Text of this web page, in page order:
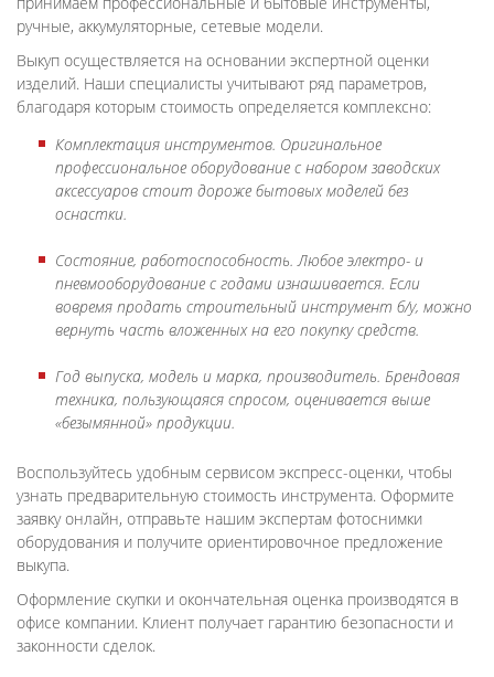
ручные, аккумуляторные, сетевые модели.
Выкуп осуществляется на основании экспертной оценки
изделий. Наши специалисты учитывают ряд параметров,
благодаря которым стоимость определяется комплексно:
Комплектация инструментов. Оригинальное
профессиональное оборудование с набором заводских
аксессуаров стоит дороже бытовых моделей без
оснастки.
Состояние, работоспособность. Любое электро- и
пневмооборудование с годами изнашивается. Если
вовремя продать строительный инструмент б/у, можно
вернуть часть вложенных на его покупку средств.
Год выпуска, модель и марка, производитель. Брендовая
техника, пользующаяся спросом, оценивается выше
«безымянной» продукции.
Воспользуйтесь удобным сервисом экспресс-оценки, чтобы
узнать предварительную стоимость инструмента. Оформите
заявку онлайн, отправьте нашим экспертам фотоснимки
оборудования и получите ориентировочное предложение
выкупа.
Оформление скупки и окончательная оценка производятся в
офисе компании. Клиент получает гарантию безопасности и
законности сделок.